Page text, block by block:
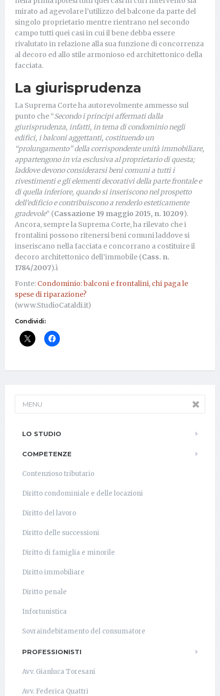
mirato ad agevolare l’utilizzo del balcone da parte del
singolo proprietario mentre rientrano nel secondo
campo tutti quei casi in cui il bene debba essere
rivalutato in relazione alla sua funzione di concorrenza
al decoro ed allo stile armonioso ed architettonico della
facciata.
La giurisprudenza
La Suprema Corte ha autorevolmente ammesso sul
punto che “Secondo i principi affermati dalla
giurisprudenza, infatti, in tema di condominio negli
edifici, i balconi aggettanti, costituendo un
“prolungamento” della corrispondente unità immobiliare,
appartengono in via esclusiva al proprietario di questa;
laddove devono considerarsi beni comuni a tutti i
rivestimenti e gli elementi decorativi della parte frontale e
di quella inferiore, quando si inseriscono nel prospetto
dell’edificio e contribuiscono a renderlo esteticamente
gradevole” (Cassazione 19 maggio 2015, n. 10209).
Ancora, sempre la Suprema Corte, ha rilevato che i
frontalini possono ritenersi beni comuni laddove si
inseriscano nella facciata e concorrano a costituire il
decoro architettonico dell’immobile (Cass. n.
1784/2007).ì
Fonte: Condominio: balconi e frontalini, chi paga le
spese di riparazione?
(www.StudioCataldi.it)
Condividi:
MENU
LO STUDIO
COMPETENZE
Contenzioso tributario
Diritto condominiale e delle locazioni
Diritto del lavoro
Diritto delle successioni
Diritto di famiglia e minorile
Diritto immobiliare
Diritto penale
Infortunistica
Sovraindebitamento del consumatore
PROFESSIONISTI
Avv. Gianluca Toresani
Avv. Federica Quattri